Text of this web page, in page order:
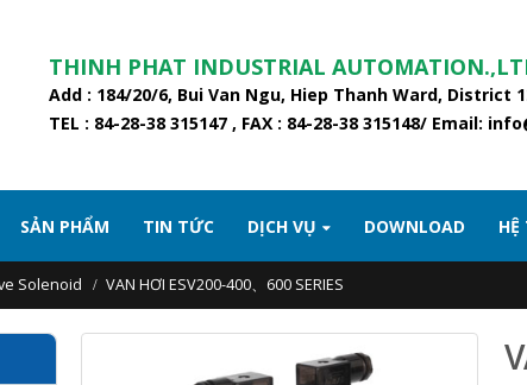
THINH PHAT INDUSTRIAL
Add : 184/20/6, Bui Van Ngu, Hiep Thanh Ward, District
TEL : 84-28-38 315147 , FAX : 84-28-38 315148/ Email:
SẢN PHẨM TIN TỨC DỊCH VỤ DOWNLOAD HỆ
Solenoid VAN HƠI ESV200-400、600 SERIES